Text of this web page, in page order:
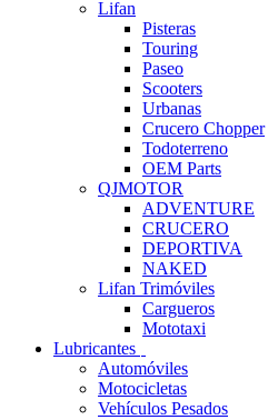
Lifan
Pisteras
Touring
Paseo
Scooters
Urbanas
Crucero Chopper
Todoterreno
OEM Parts
QJMOTOR
ADVENTURE
CRUCERO
DEPORTIVA
NAKED
Lifan Trimóviles
Cargueros
Mototaxi
Lubricantes
Automóviles
Motocicletas
Vehículos Pesados